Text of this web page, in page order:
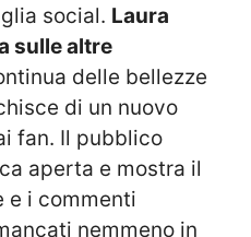
social. Laura
sulle altre
delle bellezze
di un nuovo
fan. Il pubblico
aperta e mostra il
e i commenti
nemmeno in